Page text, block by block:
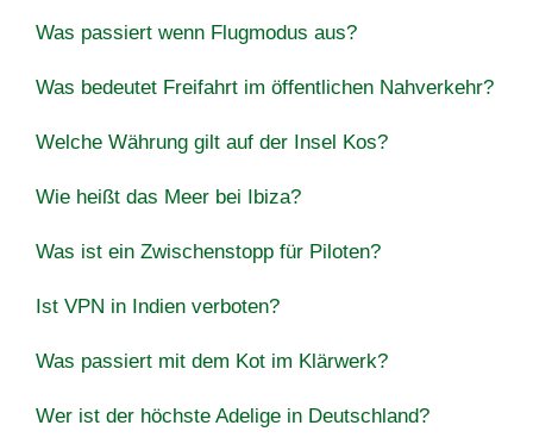
Was passiert wenn Flugmodus aus?
Was bedeutet Freifahrt im öffentlichen Nahverkehr?
Welche Währung gilt auf der Insel Kos?
Wie heißt das Meer bei Ibiza?
Was ist ein Zwischenstopp für Piloten?
Ist VPN in Indien verboten?
Was passiert mit dem Kot im Klärwerk?
Wer ist der höchste Adelige in Deutschland?